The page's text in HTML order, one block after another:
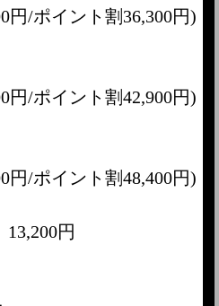
/ポイント割36,300円)
/ポイント割42,900円)
/ポイント割48,400円)
円